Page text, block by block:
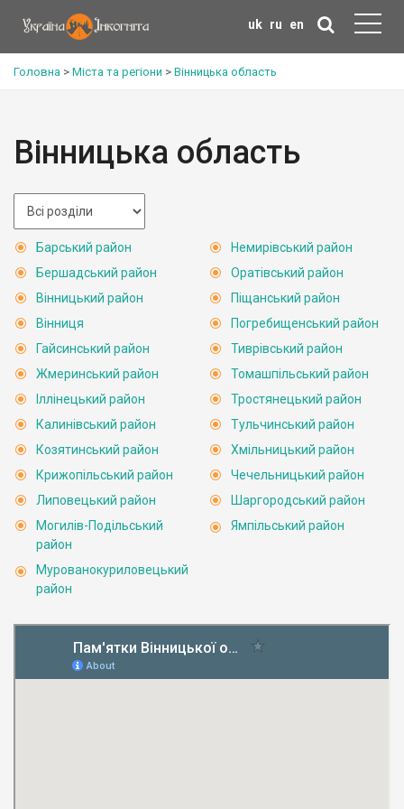
uk ru en
Головна > Міста та регіони > Вінницька область
Вінницька область
Барський район
Бершадський район
Вінницький район
Вінниця
Гайсинський район
Жмеринський район
Іллінецький район
Калинівський район
Козятинський район
Крижопільський район
Липовецький район
Могилів-Подільський
район
Мурованокуриловецький
район
Немирівський район
Оратівський район
Піщанський район
Погребищенський район
Тиврівський район
Томашпільський район
Тростянецький район
Тульчинський район
Хмільницький район
Чечельницький район
Шаргородський район
Ямпільський район